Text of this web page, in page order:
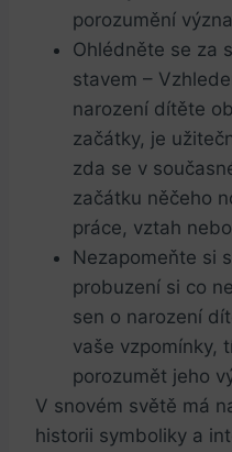
porozumění⁣
Ohlédněte ‍se za
stavem –
‍narození dítěte
⁣začátky, ⁣je
zda se v
začátku něčeho
práce, vztah
Nezapomeňte ⁤si
probuzení si co
sen o narození
vaše vzpomínky,
porozumět ⁤jeho
⁢V snovém světě​ má
historii symboliky a